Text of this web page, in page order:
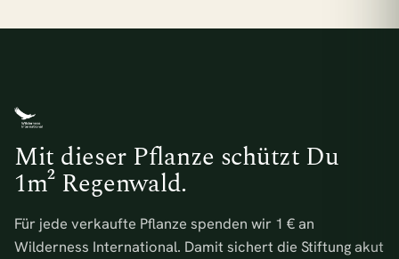
Mit dieser Pflanze schützt Du
1m² Regenwald.
Für jede verkaufte Pflanze spenden wir 1 € an
Wilderness International. Damit sichert die Stiftung akut